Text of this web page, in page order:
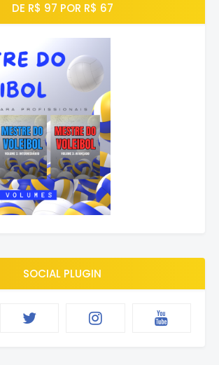
DE R$ 97 POR R$ 67
SOCIAL PLUGIN